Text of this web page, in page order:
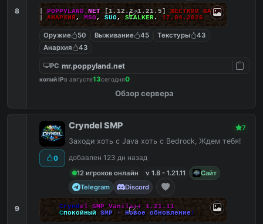
8 POPPYLAND. NET[1.12.2-1.21.5] ЖЕСТКИЙ ВАЙП!
АНАРХИЯ, MSO, SUO, STALKER. 17.04.2026
Оружие 50 Выживание 45 Текстуры
43
Анархия
43
PC mr.poppyland.net
копий IPв августе13сегодня0
Обзор сервера
9
0
Cryndel SMP 7
Заходи хоть с Java хоть с Bedrock, Ждем тебя!
добавлен 123 дн назад
12 игроков онлайн
v 1.8 - 1.21.11
Сайт
Telegram
Discord
Cryndel SMP Vanila++ 1. 21.11
Спокойный SMP · Новое обновление!